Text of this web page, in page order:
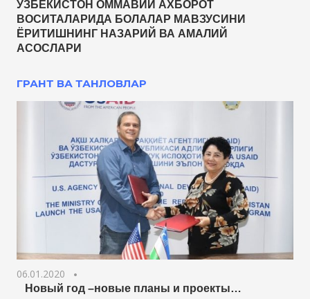
ЎЗБЕКИСТОН ОММАВИЙ АХБОРОТ
ВОСИТАЛАРИДА БОЛАЛАР МАВЗУСИНИ
ЁРИТИШНИНГ НАЗАРИЙ ВА АМАЛИЙ
АСОСЛАРИ
ГРАНТ ВА ТАНЛОВЛАР
06.01.2020
Новый год –новые планы и проекты…